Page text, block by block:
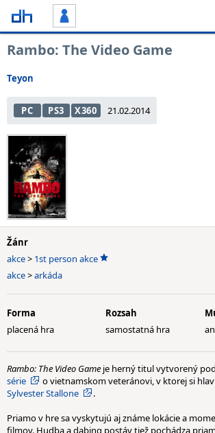
Rambo: The Video Game
Teyon
PC PS3 X360 21.02.2014
Žánr
akce> 1st person akce
akce>arkáda
Forma
placená hra
Rozsah
samostatná hra
Rambo: The Video Game je herný titul vytvorený
série
o vietnamskom veteránovi, v ktorej si
Sylvester Stallone
.
Priamo v hre sa vyskytujú aj známe lokácie a
filmov. Hudba a dabing postáv tiež pochádza